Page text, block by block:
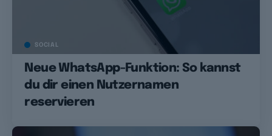
SOCIAL
Neue WhatsApp-Funktion: So kannst
du dir einen Nutzernamen
reservieren